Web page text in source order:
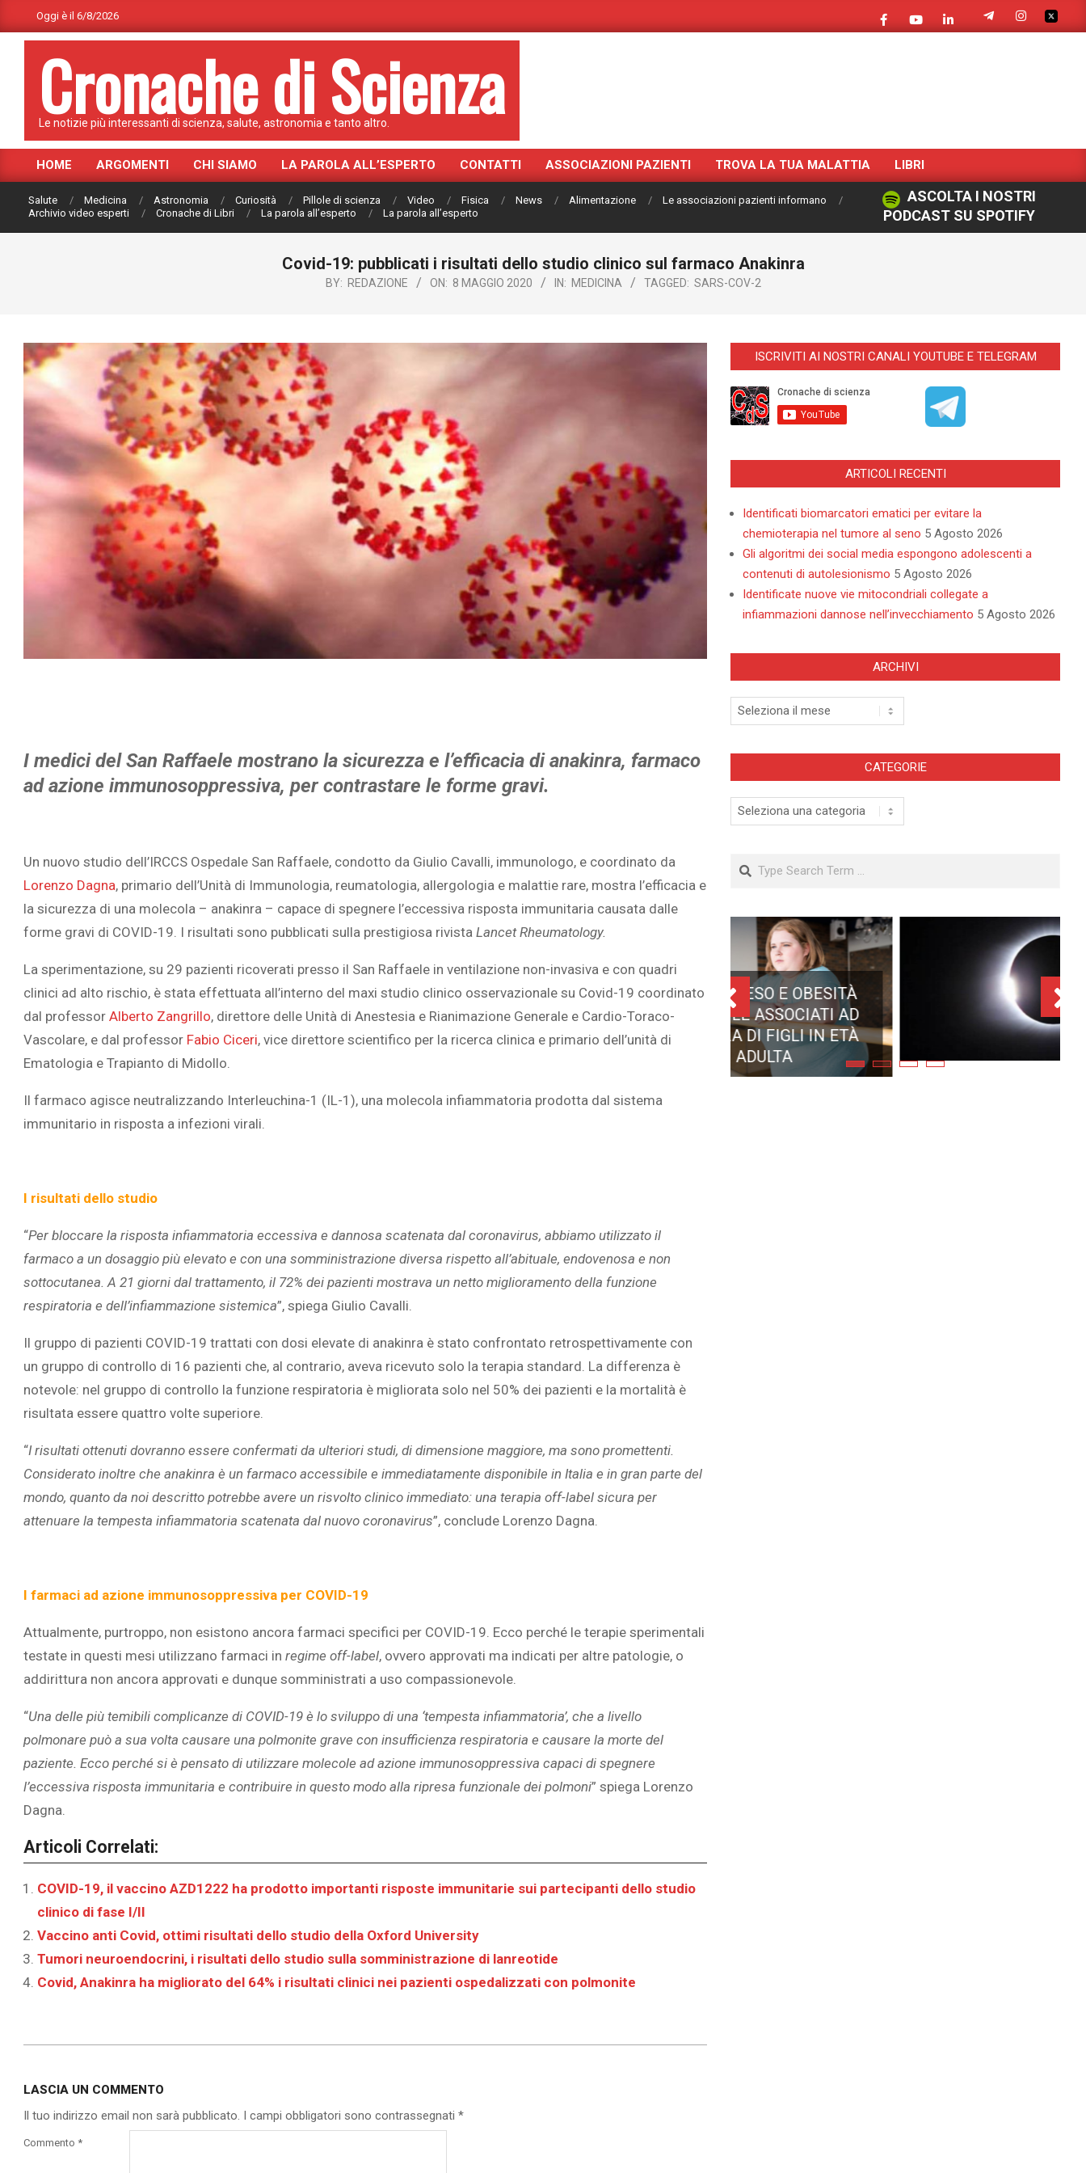
to
Oggi è il 6/8/2026
Cronache di Scienza
Le notizie più interessanti di scienza, salute, astronomia e tanto altro.
Primary
Navigation
Menu
HOME ARGOMENTI CHI SIAMO LA PAROLA ALL’ESPERTO CONTATTI ASSOCIAZIONI PAZIENTI TROVA LA TUA MALATTIA LIBRI
Salute Medicina Astronomia Curiosità Pillole di scienza Video Fisica News Alimentazione
Le associazioni pazienti informano
Archivio video esperti
Cronache di Libri La parola all’esperto La parola all’esperto
ASCOLTA I NOSTRI
PODCAST SU SPOTIFY
Covid-19: pubblicati i risultati dello studio clinico sul farmaco Anakinra
BY: REDAZIONE ON: 8 MAGGIO 2020 IN: MEDICINA TAGGED: SARS-COV-2
I medici del San Raffaele mostrano la sicurezza e l’efficacia di anakinra, farmaco
ad azione immunosoppressiva, per contrastare le forme gravi.
Un nuovo studio dell’IRCCS Ospedale San Raffaele, condotto da Giulio Cavalli, immunologo, e coordinato da
Lorenzo Dagna, primario dell’Unità di Immunologia, reumatologia, allergologia e malattie rare, mostra l’efficacia e
la sicurezza di una molecola – anakinra – capace di spegnere l’eccessiva risposta immunitaria causata dalle
forme gravi di COVID-19. I risultati sono pubblicati sulla prestigiosa rivista Lancet Rheumatology.
La sperimentazione, su 29 pazienti ricoverati presso il San Raffaele in ventilazione non-invasiva e con quadri
clinici ad alto rischio, è stata effettuata all’interno del maxi studio clinico osservazionale su Covid-19 coordinato
dal professor Alberto Zangrillo, direttore delle Unità di Anestesia e Rianimazione Generale e Cardio-Toraco-
Vascolare, e dal professor Fabio Ciceri, vice direttore scientifico per la ricerca clinica e primario dell’unità di
Ematologia e Trapianto di Midollo.
Il farmaco agisce neutralizzando Interleuchina-1 (IL-1), una molecola infiammatoria prodotta dal sistema
immunitario in risposta a infezioni virali.
I risultati dello studio
“Per bloccare la risposta infiammatoria eccessiva e dannosa scatenata dal coronavirus, abbiamo utilizzato il
farmaco a un dosaggio più elevato e con una somministrazione diversa rispetto all’abituale, endovenosa e non
sottocutanea. A 21 giorni dal trattamento, il 72% dei pazienti mostrava un netto miglioramento della funzione
respiratoria e dell’infiammazione sistemica”, spiega Giulio Cavalli.
Il gruppo di pazienti COVID-19 trattati con dosi elevate di anakinra è stato confrontato retrospettivamente con
un gruppo di controllo di 16 pazienti che, al contrario, aveva ricevuto solo la terapia standard. La differenza è
notevole: nel gruppo di controllo la funzione respiratoria è migliorata solo nel 50% dei pazienti e la mortalità è
risultata essere quattro volte superiore.
“I risultati ottenuti dovranno essere confermati da ulteriori studi, di dimensione maggiore, ma sono promettenti.
Considerato inoltre che anakinra è un farmaco accessibile e immediatamente disponibile in Italia e in gran parte del
mondo, quanto da noi descritto potrebbe avere un risvolto clinico immediato: una terapia off-label sicura per
attenuare la tempesta infiammatoria scatenata dal nuovo coronavirus”, conclude Lorenzo Dagna.
I farmaci ad azione immunosoppressiva per COVID-19
Attualmente, purtroppo, non esistono ancora farmaci specifici per COVID-19. Ecco perché le terapie sperimentali
testate in questi mesi utilizzano farmaci in regime off-label, ovvero approvati ma indicati per altre patologie, o
addirittura non ancora approvati e dunque somministrati a uso compassionevole.
“Una delle più temibili complicanze di COVID-19 è lo sviluppo di una ‘tempesta infiammatoria’, che a livello
polmonare può a sua volta causare una polmonite grave con insufficienza respiratoria e causare la morte del
paziente. Ecco perché si è pensato di utilizzare molecole ad azione immunosoppressiva capaci di spegnere
l’eccessiva risposta immunitaria e contribuire in questo modo alla ripresa funzionale dei polmoni” spiega Lorenzo
Dagna.
Articoli Correlati:
COVID-19, il vaccino AZD1222 ha prodotto importanti risposte immunitarie sui partecipanti dello studio
clinico di fase I/II
Vaccino anti Covid, ottimi risultati dello studio della Oxford University
Tumori neuroendocrini, i risultati dello studio sulla somministrazione di lanreotide
Covid, Anakinra ha migliorato del 64% i risultati clinici nei pazienti ospedalizzati con polmonite
08
LASCIA UN COMMENTO
Il tuo indirizzo email non sarà pubblicato. I campi obbligatori sono contrassegnati *
Commento *
ISCRIVITI AI NOSTRI CANALI YOUTUBE E TELEGRAM
ARTICOLI RECENTI
Identificati biomarcatori ematici per evitare la
chemioterapia nel tumore al seno 5 Agosto 2026
Gli algoritmi dei social media espongono adolescenti a
contenuti di autolesionismo 5 Agosto 2026
Identificate nuove vie mitocondriali collegate a
infiammazioni dannose nell’invecchiamento 5 Agosto 2026
ARCHIVI
Archivi
CATEGORIE
Categorie
Search
PERSONE IMMAGINANO
ADULTA
ECLISSE TOTALE DEL 12
AGOSTO 2026: DOVE SI
POTRÀ VEDERE